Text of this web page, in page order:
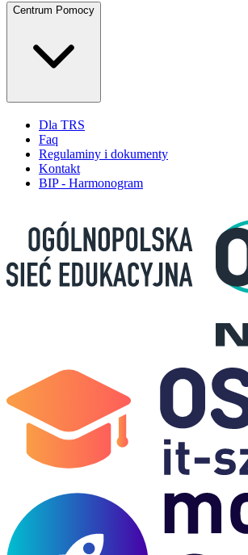
Centrum Pomocy
Dla TRS
Faq
Regulaminy i dokumenty
Kontakt
BIP - Harmonogram